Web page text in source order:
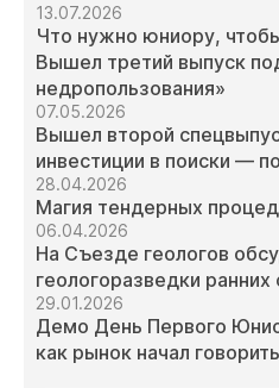
13.07.2026
Что нужно юниору,
Вышел третий выпуск
недропользования»
07.05.2026
Вышел второй
инвестиции в поиски —
28.04.2026
Магия тендерных
06.04.2026
На Съезде геологов
геологоразведки ранних
29.01.2026
Демо День Первого
как рынок начал